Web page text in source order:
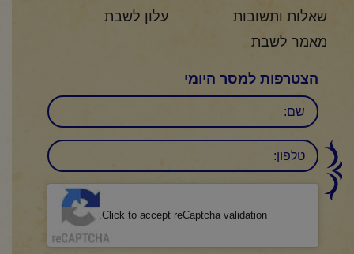
שאלות ותשובות
עלון לשבת
מאמר לשבת
הצטרפות למסר היומי
שם
טלפון:
Click to accept reCaptcha validation.